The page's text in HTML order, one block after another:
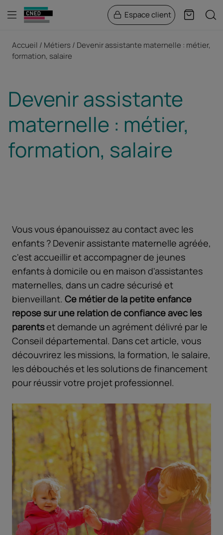
Menu Espace client Panier
Accueil Métiers
Devenir assistante maternelle : métier,
formation, salaire
Devenir assistante
maternelle : métier,
formation, salaire
Vous vous épanouissez au contact avec les
enfants ? Devenir assistante maternelle agréée,
c'est accueillir et accompagner de jeunes
enfants à domicile ou en maison d'assistantes
maternelles, dans un cadre sécurisé et
bienveillant. Ce métier de la petite enfance
repose sur une relation de confiance avec les
parentset demande un agrément délivré par le
Conseil départemental. Dans cet article, vous
découvrirez les missions, la formation, le salaire,
les débouchés et les solutions de financement
pour réussir votre projet professionnel.